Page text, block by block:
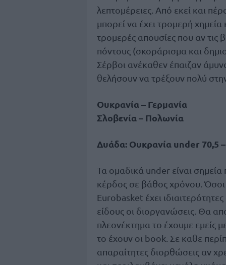
λεπτομέρειες. Από εκεί και
μπορεί να έχει τρομερή χημεία
τρομερές απουσίες που αν τις
πόντους (σκοράρισμα και
Σέρβοι ανέκαθεν έπαιζαν
θελήσουν να τρέξουν πολύ
Ουκρανία – Γερμανία
Σλοβενία – Πολωνία
Δυάδα: Ουκρανία under 70,5
Τα ομαδικά under είναι
κέρδος σε βάθος χρόνου. Όσοι
Eurobasket έχει
είδους οι διοργανώσεις. Θα
πλεονέκτημα το έχουμε
το έχουν οι book. Σε καθε
απαραίτητες διορθώσεις αν